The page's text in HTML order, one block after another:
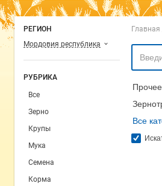
Все объявления
Мои объявления
О
РЕГИОН
Мордовия республика
РУБРИКА
Все
Зерно
Крупы
Мука
Семена
Корма
Главная
Прочее
Все